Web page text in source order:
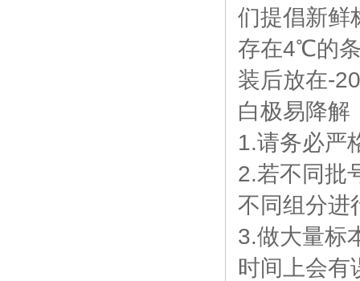
们提倡新鲜
存在4℃的
装后放在-
白极易降解
1.请务必严
2.若不同批
不同组分进
3.做大量标
时间上会有